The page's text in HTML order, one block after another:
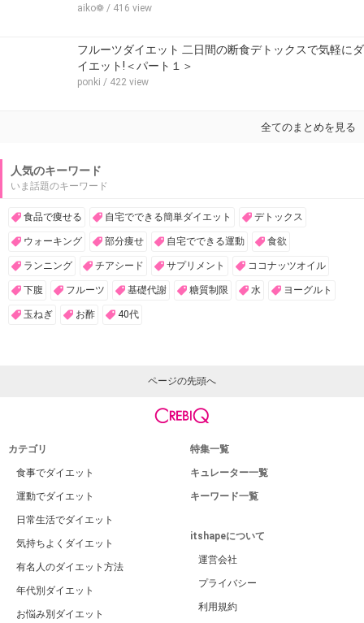
aiko❁ / 416 view
フルーツダイエット 二日間の断食デトックスで気軽にダ
イエット!＜パート１＞
ponki / 422 view
全てのまとめを見る
人気のキーワード
いま話題のキーワード
食品で痩せる 自宅でできる簡単ダイエット デトックス
ウォーキング 部分痩せ 自宅でできる運動 食欲
ランニング チアシード サプリメント ココナッツオイル
下腹 フルーツ 基礎代謝 糖質制限 水 ヨーグルト
玉ねぎ お酢 40代
ページの先頭へ
カテゴリ
食事でダイエット
運動でダイエット
日常生活でダイエット
気持ちよくダイエット
有名人のダイエット方法
年代別ダイエット
お悩み別ダイエット
特集一覧
キュレーター一覧
キーワード一覧
itshapeについて
運営会社
プライバシー
利用規約